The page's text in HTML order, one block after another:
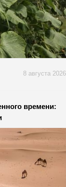
8 августа 2026
времени: